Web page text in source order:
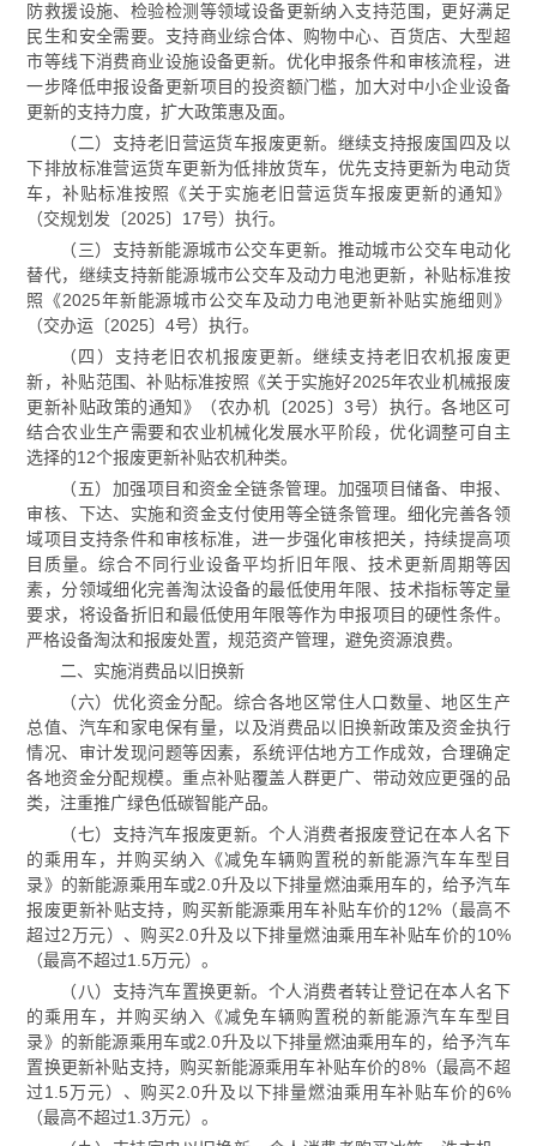
防救援设施、检验检测等领域设备更新纳入支持范围，更好满足
民生和安全需要。支持商业综合体、购物中心、百货店、大型超
市等线下消费商业设施设备更新。优化申报条件和审核流程，进
一步降低申报设备更新项目的投资额门槛，加大对中小企业设备
更新的支持力度，扩大政策惠及面。
（二）支持老旧营运货车报废更新。继续支持报废国四及以
下排放标准营运货车更新为低排放货车，优先支持更新为电动货
车，补贴标准按照《关于实施老旧营运货车报废更新的通知》
（交规划发〔2025〕17号）执行。
（三）支持新能源城市公交车更新。推动城市公交车电动化
替代，继续支持新能源城市公交车及动力电池更新，补贴标准按
照《2025年新能源城市公交车及动力电池更新补贴实施细则》
（交办运〔2025〕4号）执行。
（四）支持老旧农机报废更新。继续支持老旧农机报废更
新，补贴范围、补贴标准按照《关于实施好2025年农业机械报废
更新补贴政策的通知》（农办机〔2025〕3号）执行。各地区可
结合农业生产需要和农业机械化发展水平阶段，优化调整可自主
选择的12个报废更新补贴农机种类。
（五）加强项目和资金全链条管理。加强项目储备、申报、
审核、下达、实施和资金支付使用等全链条管理。细化完善各领
域项目支持条件和审核标准，进一步强化审核把关，持续提高项
目质量。综合不同行业设备平均折旧年限、技术更新周期等因
素，分领域细化完善淘汰设备的最低使用年限、技术指标等定量
要求，将设备折旧和最低使用年限等作为申报项目的硬性条件。
严格设备淘汰和报废处置，规范资产管理，避免资源浪费。
二、实施消费品以旧换新
（六）优化资金分配。综合各地区常住人口数量、地区生产
总值、汽车和家电保有量，以及消费品以旧换新政策及资金执行
情况、审计发现问题等因素，系统评估地方工作成效，合理确定
各地资金分配规模。重点补贴覆盖人群更广、带动效应更强的品
类，注重推广绿色低碳智能产品。
（七）支持汽车报废更新。个人消费者报废登记在本人名下
的乘用车，并购买纳入《减免车辆购置税的新能源汽车车型目
录》的新能源乘用车或2.0升及以下排量燃油乘用车的，给予汽车
报废更新补贴支持，购买新能源乘用车补贴车价的12%（最高不
超过2万元）、购买2.0升及以下排量燃油乘用车补贴车价的10%
（最高不超过1.5万元）。
（八）支持汽车置换更新。个人消费者转让登记在本人名下
的乘用车，并购买纳入《减免车辆购置税的新能源汽车车型目
录》的新能源乘用车或2.0升及以下排量燃油乘用车的，给予汽车
置换更新补贴支持，购买新能源乘用车补贴车价的8%（最高不超
过1.5万元）、购买2.0升及以下排量燃油乘用车补贴车价的6%
（最高不超过1.3万元）。